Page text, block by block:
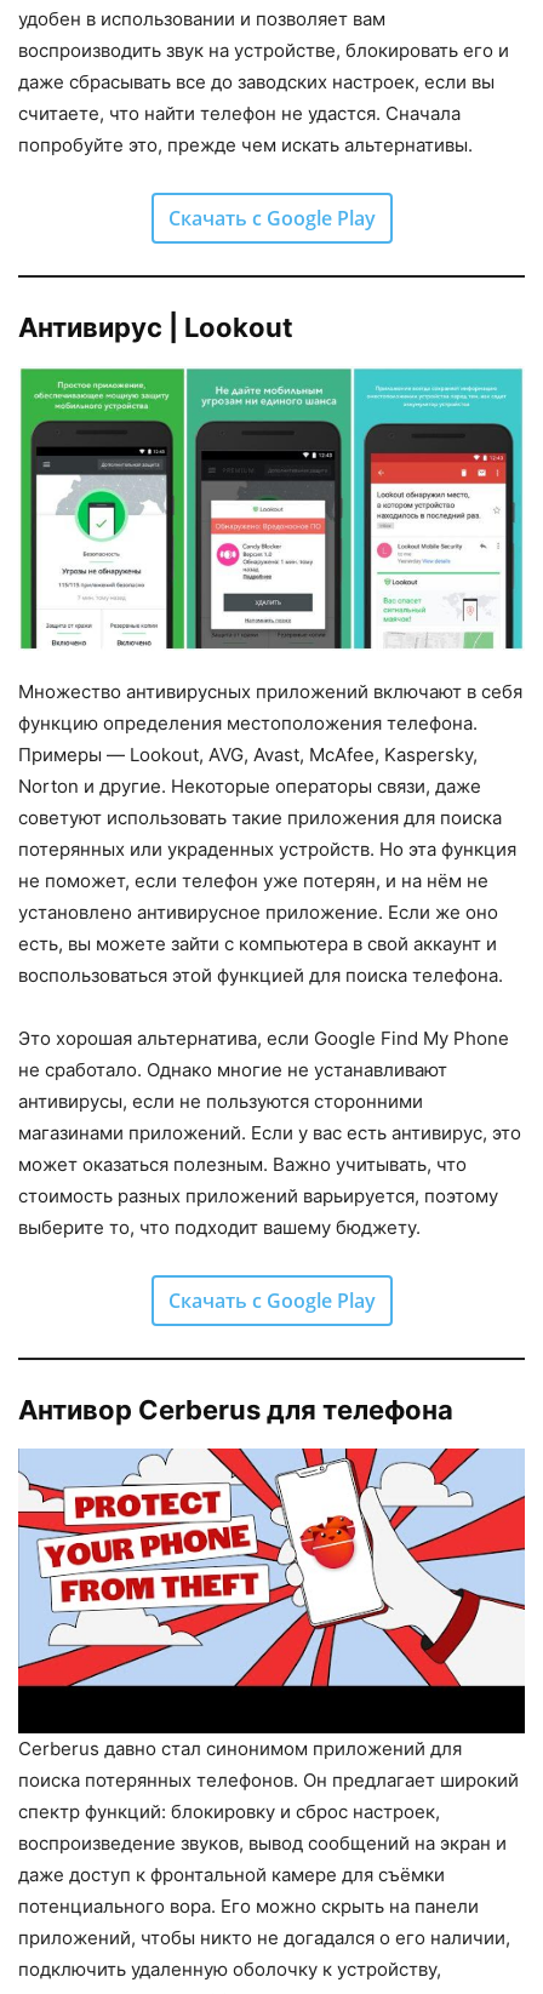
удобен в использовании и позволяет вам
воспроизводить звук на устройстве, блокировать его и
даже сбрасывать все до заводских настроек, если вы
считаете, что найти телефон не удастся. Сначала
попробуйте это, прежде чем искать альтернативы.
Скачать с Google Play
Антивирус | Lookout
Множество антивирусных приложений включают в себя
функцию определения местоположения телефона.
Примеры — Lookout, AVG, Avast, McAfee, Kaspersky,
Norton и другие. Некоторые операторы связи, даже
советуют использовать такие приложения для поиска
потерянных или украденных устройств. Но эта функция
не поможет, если телефон уже потерян, и на нём не
установлено антивирусное приложение. Если же оно
есть, вы можете зайти с компьютера в свой аккаунт и
воспользоваться этой функцией для поиска телефона.
Это хорошая альтернатива, если Google Find My Phone
не сработало. Однако многие не устанавливают
антивирусы, если не пользуются сторонними
магазинами приложений. Если у вас есть антивирус, это
может оказаться полезным. Важно учитывать, что
стоимость разных приложений варьируется, поэтому
выберите то, что подходит вашему бюджету.
Скачать с Google Play
Антивор Cerberus для телефона
Cerberus давно стал синонимом приложений для
поиска потерянных телефонов. Он предлагает широкий
спектр функций: блокировку и сброс настроек,
воспроизведение звуков, вывод сообщений на экран и
даже доступ к фронтальной камере для съёмки
потенциального вора. Его можно скрыть на панели
приложений, чтобы никто не догадался о его наличии,
подключить удаленную оболочку к устройству,